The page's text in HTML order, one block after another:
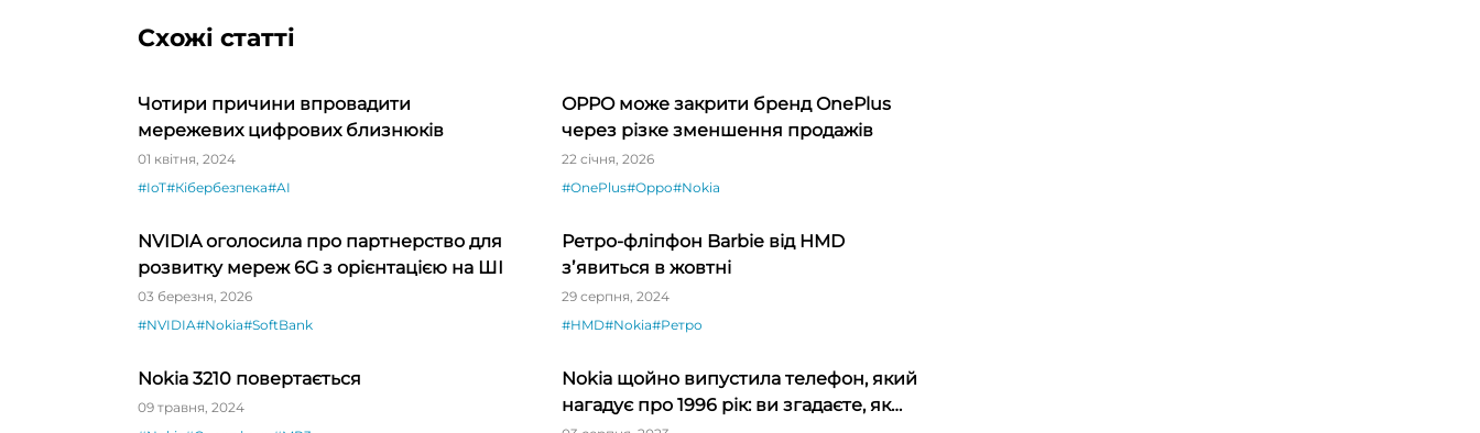
Схожі статті
Чотири причини впровадити
мережевих цифрових близнюків
01 квітня, 2024
#IoT#Кібербезпека#AI
OPPO може закрити бренд OnePlus
через різке зменшення продажів
22 січня, 2026
#OnePlus#Oppo#Nokia
NVIDIA оголосила про партнерство для
розвитку мереж 6G з орієнтацією на ШІ
03 березня, 2026
#NVIDIA#Nokia#SoftBank
Ретро-фліпфон Barbie від HMD
зʼявиться в жовтні
29 серпня, 2024
#HMD#Nokia#Ретро
Nokia 3210 повертається
09 травня, 2024
Nokia щойно випустила телефон, який
нагадує про 1996 рік: ви згадаєте, як